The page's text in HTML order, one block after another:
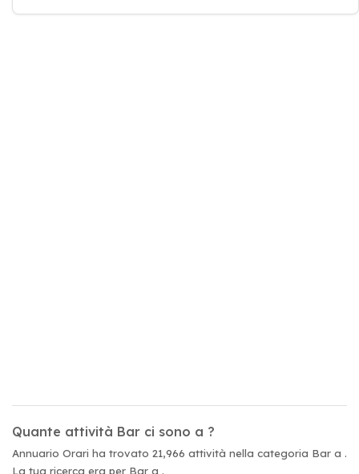
Quante attività Bar ci sono a ?
Annuario Orari ha trovato 21,966 attività nella categoria Bar a .
La tua ricerca era per Bar a .